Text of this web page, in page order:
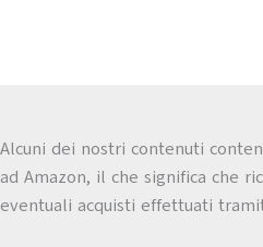
Alcuni dei nostri contenuti
ad Amazon, il che significa che
eventuali acquisti effettuati